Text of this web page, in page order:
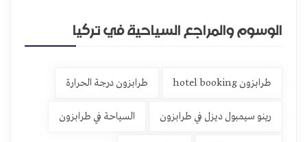
الوسوم والمراجع السياحية في تركيا
طرابزون hotel booking طرابزون درجة الحرارة
رينو سيمبول ديزل في طرابزون السياحة في طرابزون